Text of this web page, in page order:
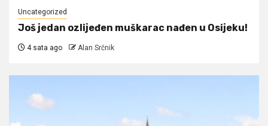
Uncategorized
Još jedan ozlijeđen muškarac nađen u Osijeku!
4 sata ago Alan Srčnik